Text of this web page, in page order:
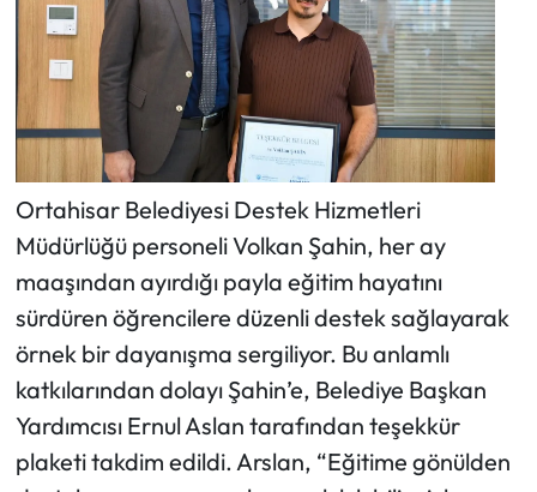
Ortahisar Belediyesi Destek Hizmetleri
Müdürlüğü personeli Volkan Şahin, her ay
maaşından ayırdığı payla eğitim hayatını
sürdüren öğrencilere düzenli destek sağlayarak
örnek bir dayanışma sergiliyor. Bu anlamlı
katkılarından dolayı Şahin’e, Belediye Başkan
Yardımcısı Ernul Aslan tarafından teşekkür
plaketi takdim edildi. Arslan, “Eğitime gönülden